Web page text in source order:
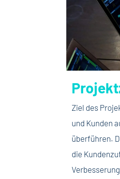
Ziel des
und Kunden
überführen.
die